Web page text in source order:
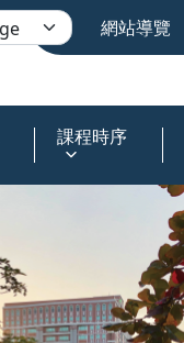
網站導覽
課程時序